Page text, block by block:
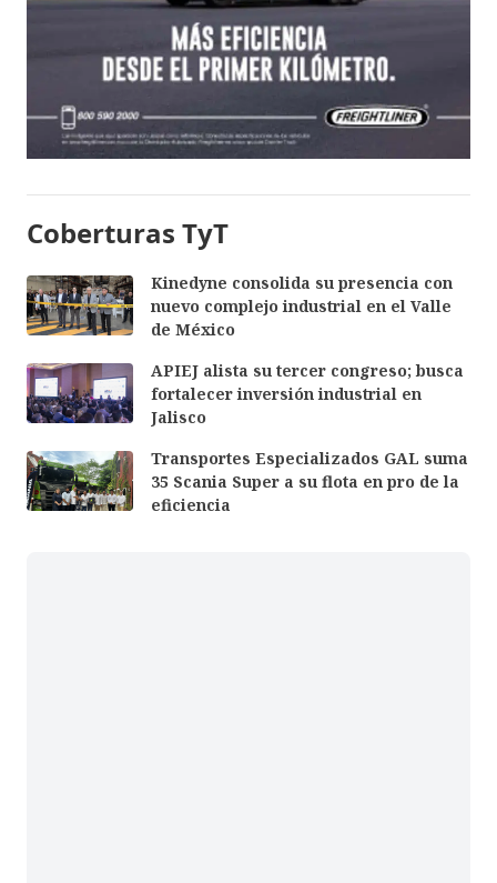
Coberturas TyT
Kinedyne consolida su presencia con
nuevo complejo industrial en el Valle
de México
APIEJ alista su tercer congreso; busca
fortalecer inversión industrial en
Jalisco
Transportes Especializados GAL suma
35 Scania Super a su flota en pro de la
eficiencia